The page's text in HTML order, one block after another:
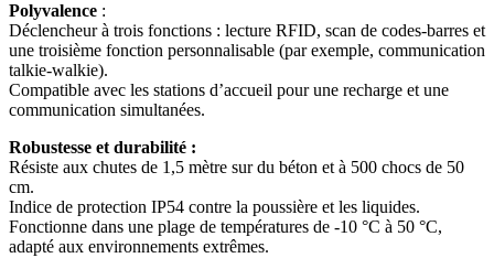
Polyvalence :
Déclencheur à trois fonctions : lecture RFID, scan de codes-barres et
une troisième fonction personnalisable (par exemple, communication
talkie-walkie).
Compatible avec les stations d’accueil pour une recharge et une
communication simultanées.
Robustesse et durabilité :
Résiste aux chutes de 1,5 mètre sur du béton et à 500 chocs de 50
cm.
Indice de protection IP54 contre la poussière et les liquides.
Fonctionne dans une plage de températures de -10 °C à 50 °C,
adapté aux environnements extrêmes.